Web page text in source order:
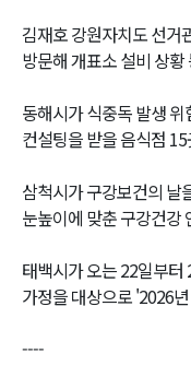
김재호 강원자치도 선거
방문해 개표소 설비 상
동해시가 식중독 발생
컨설팅을 받을 음식점
삼척시가 구강보건의 날
눈높이에 맞춘 구강건강
태백시가 오는 22일부터
가정을 대상으로 '2026
----